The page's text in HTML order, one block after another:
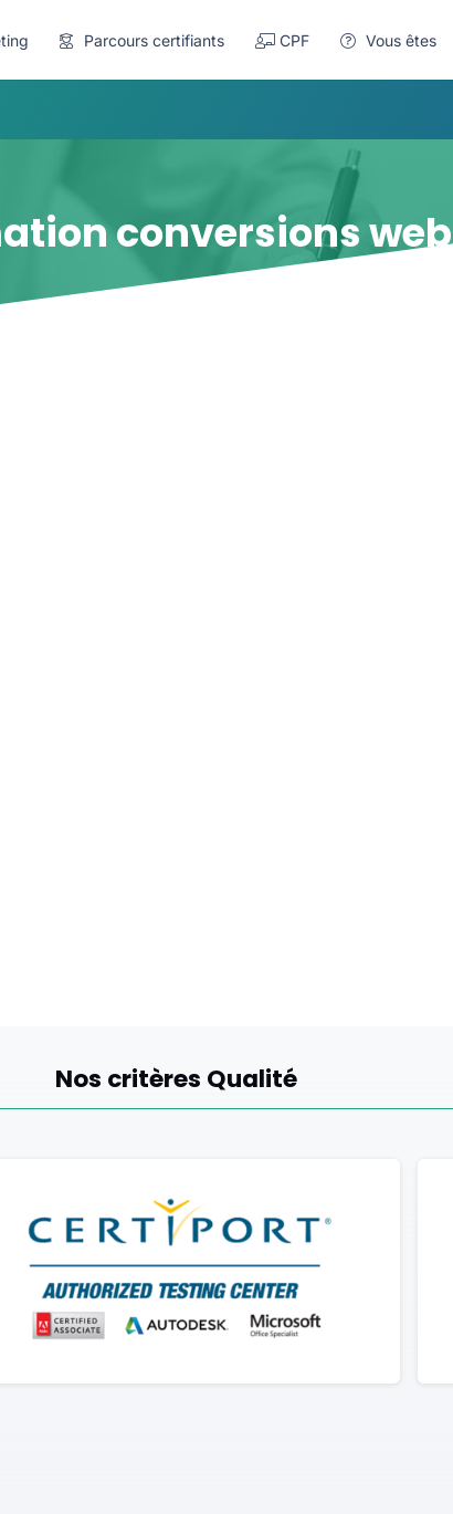
Parcours certifiants CPF Vous êtes
conversions web
Nos critères Qualité